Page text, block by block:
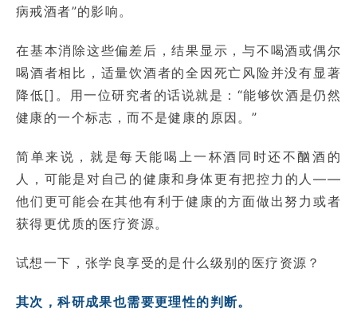
病戒酒者”的影响。
在基本消除这些偏差后，结果显示，与不喝酒或偶尔
喝酒者相比，适量饮酒者的全因死亡风险并没有显著
降低[]。用一位研究者的话说就是：“能够饮酒是仍然
健康的一个标志，而不是健康的原因。”
简单来说，就是每天能喝上一杯酒同时还不酗酒的
人，可能是对自己的健康和身体更有把控力的人——
他们更可能会在其他有利于健康的方面做出努力或者
获得更优质的医疗资源。
试想一下，张学良享受的是什么级别的医疗资源？
其次，科研成果也需要更理性的判断。